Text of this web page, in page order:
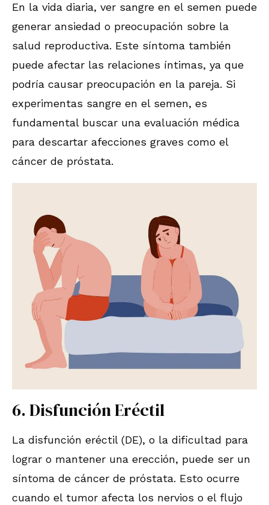
En la vida diaria, ver sangre en el semen puede
generar ansiedad o preocupación sobre la
salud reproductiva. Este síntoma también
puede afectar las relaciones íntimas, ya que
podría causar preocupación en la pareja. Si
experimentas sangre en el semen, es
fundamental buscar una evaluación médica
para descartar afecciones graves como el
cáncer de próstata.
6. Disfunción Eréctil
La disfunción eréctil (DE), o la dificultad para
lograr o mantener una erección, puede ser un
síntoma de cáncer de próstata. Esto ocurre
cuando el tumor afecta los nervios o el flujo